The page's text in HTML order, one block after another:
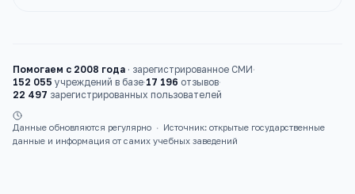
Помогаем с 2008 года · зарегистрированное СМИ·
152 055 учреждений в базе·17 196 отзывов·
22 497 зарегистрированных пользователей
Данные обновляются регулярно ·
Источник: открытые государственные
данные и информация от самих учебных заведений